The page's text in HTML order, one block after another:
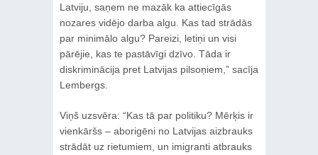
Latviju, saņem ne mazāk ka attiecīgās
nozares vidējo darba algu. Kas tad strādās
par minimālo algu? Pareizi, letiņi un visi
pārējie, kas te pastāvīgi dzīvo. Tāda ir
diskriminācija pret Latvijas pilsoņiem,” sacīja
Lembergs.
Viņš uzsvēra: “Kas tā par politiku? Mērķis ir
vienkāršs – aborigēni no Latvijas aizbrauks
strādāt uz rietumiem, un imigranti atbrauks